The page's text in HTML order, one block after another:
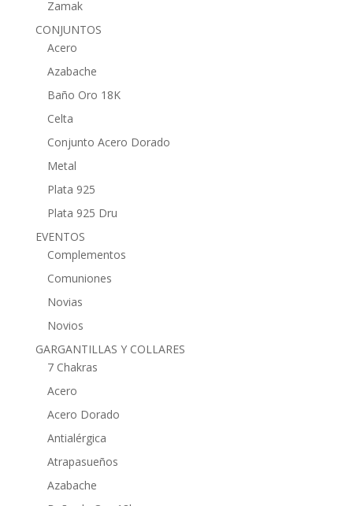
Zamak
CONJUNTOS
Acero
Azabache
Baño Oro 18K
Celta
Conjunto Acero Dorado
Metal
Plata 925
Plata 925 Dru
EVENTOS
Complementos
Comuniones
Novias
Novios
GARGANTILLAS Y COLLARES
7 Chakras
Acero
Acero Dorado
Antialérgica
Atrapasueños
Azabache